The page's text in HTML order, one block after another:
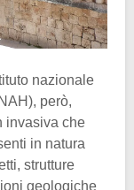
nazionale
però,
invasiva che
in natura
strutture
geologiche